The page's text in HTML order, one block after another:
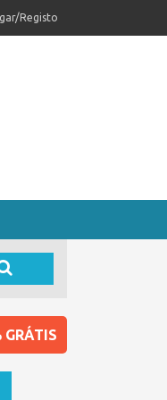
Registo
GRÁTIS